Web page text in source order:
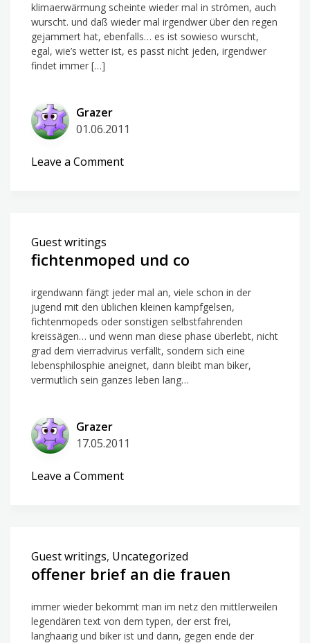
klimaerwärmung scheinte wieder mal in strömen, auch
wurscht. und daß wieder mal irgendwer über den regen
gejammert hat, ebenfalls… es ist sowieso wurscht,
egal, wie’s wetter ist, es passt nicht jeden, irgendwer
findet immer […]
Grazer
01.06.2011
Leave a Commenton
Guest writings
fichtenmoped und co
irgendwann fängt jeder mal an, viele schon in der
jugend mit den üblichen kleinen kampfgelsen,
fichtenmopeds oder sonstigen selbstfahrenden
kreissägen… und wenn man diese phase überlebt, nicht
grad dem vierradvirus verfällt, sondern sich eine
lebensphilosphie aneignet, dann bleibt man biker,
vermutlich sein ganzes leben lang…
Grazer
17.05.2011
Leave a Commenton
Guest writings, Uncategorized
offener brief an die frauen
immer wieder bekommt man im netz den mittlerweilen
legendären text von dem typen, der erst frei,
langhaarig und biker ist und dann, gegen ende der